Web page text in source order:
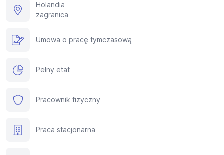
Holandia
zagranica
Umowa o pracę tymczasową
Pełny etat
Pracownik fizyczny
Praca stacjonarna